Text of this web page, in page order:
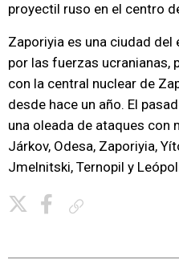
proyectil ruso en el centro
Zaporiyia es una ciudad
por las fuerzas ucranianas,
con la central nuclear de
desde hace un año. El
una oleada de ataques con
Járkov, Odesa, Zaporiyia,
Jmelnitski, Ternopil y